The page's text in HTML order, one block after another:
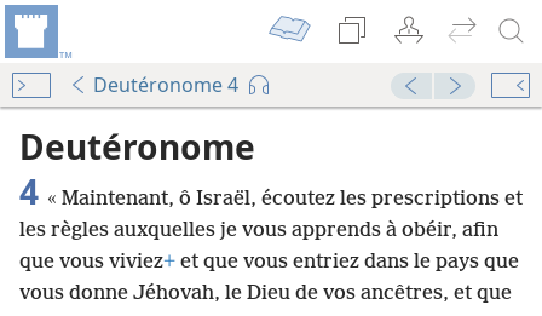
Deutéronome 4
Deutéronome
4 « Maintenant, ô Israël, écoutez les prescriptions et
les règles auxquelles je vous apprends à obéir, afin
que vous viviez+et que vous entriez dans le pays que